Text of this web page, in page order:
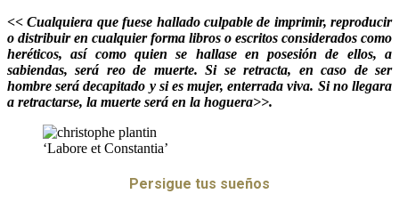
<< Cualquiera que fuese hallado culpable de imprimir, reproducir
o distribuir en cualquier forma libros o escritos considerados como
heréticos, así como quien se hallase en posesión de ellos, a
sabiendas, será reo de muerte. Si se retracta, en caso de ser
hombre será decapitado y si es mujer, enterrada viva. Si no llegara
a retractarse, la muerte será en la hoguera>>.
‘Labore et Constantia’
Persigue tus sueños